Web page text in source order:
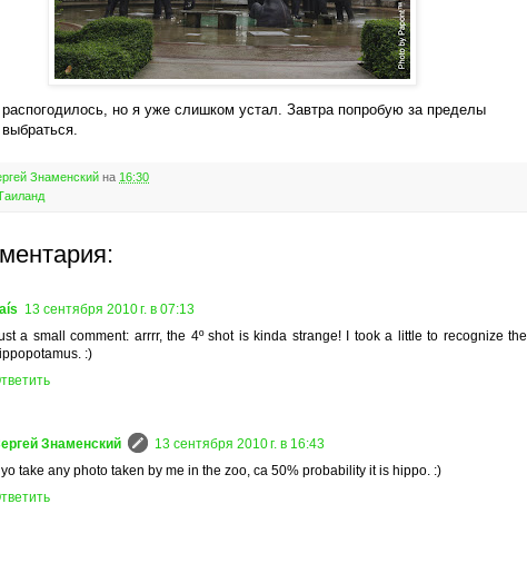
распогодилось, но я уже слишком устал. Завтра попробую за пределы
выбраться.
Знаменский на 16:30
13 сентября 2010 г. в 07:13
a small comment: arrrr, the 4º shot is kinda strange! I took a little to recognize the
:)
Знаменский
13 сентября 2010 г. в 16:43
yo take any photo taken by me in the zoo, ca 50% probability it is hippo. :)